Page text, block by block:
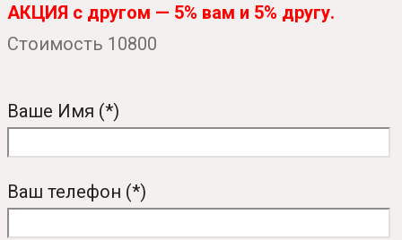
АКЦИЯ с другом — 5% вам и 5% другу.
Стоимость 10800
Ваше Имя (*)
Ваш телефон (*)